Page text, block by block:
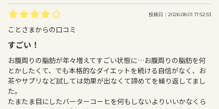
投稿日：2026.08.01 17:52:53
ことさまからの口コミ
すごい！
お腹周りの脂肪が年々増えてすごい状態に…お腹周りの脂肪を何
とかしたくて、でも本格的なダイエットを続ける自信がなく、お
茶やサプリなど試しては効果が出なくて諦めてを繰り返してまし
た。
たまたま目にしたバーターコーヒを何もしないよりいいかなくら